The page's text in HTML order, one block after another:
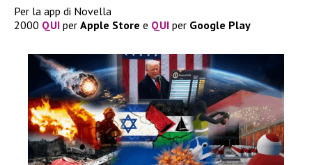
Per la app di Novella
2000 QUI per Apple Store e QUI per Google Play